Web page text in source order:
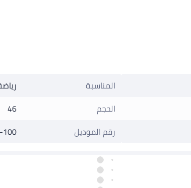
المناسبة
الحجم
46
رقم الموديل
100